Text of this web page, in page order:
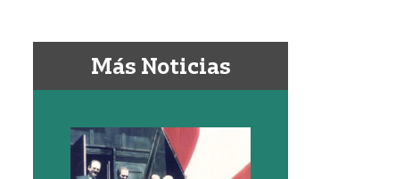
Más Noticias